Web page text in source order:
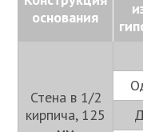
основания
Стена в 1/2
кирпича, 125